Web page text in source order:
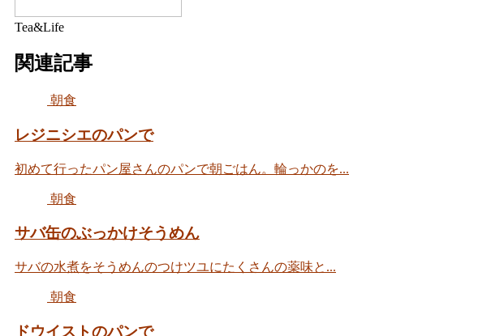
Tea&Life
関連記事
朝食
レジニシエのパンで
初めて行ったパン屋さんのパンで朝ごはん。輪っかのを...
朝食
サバ缶のぶっかけそうめん
サバの水煮をそうめんのつけツユにたくさんの薬味と...
朝食
ドウイストのパンで